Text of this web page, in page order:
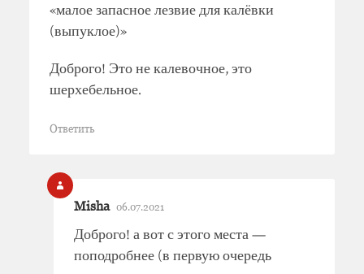
«малое запасное лезвие для калёвки
(выпуклое)»
Доброго! Это не калевочное, это
шерхебельное.
Ответить
Misha 06.07.2021
Доброго! а вот с этого места —
поподробнее (в первую очередь